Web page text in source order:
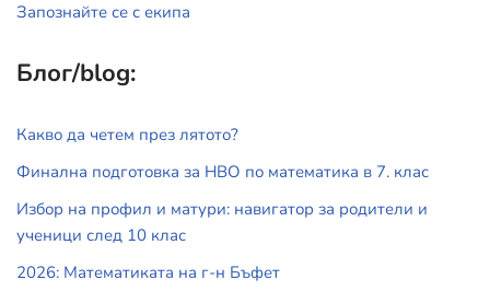
Запознайте се с екипа
Блог/blog:
Какво да четем през лятото?
Финална подготовка за НВО по математика в 7. клас
Избор на профил и матури: навигатор за родители и
ученици след 10 клас
2026: Математиката на г-н Бъфет